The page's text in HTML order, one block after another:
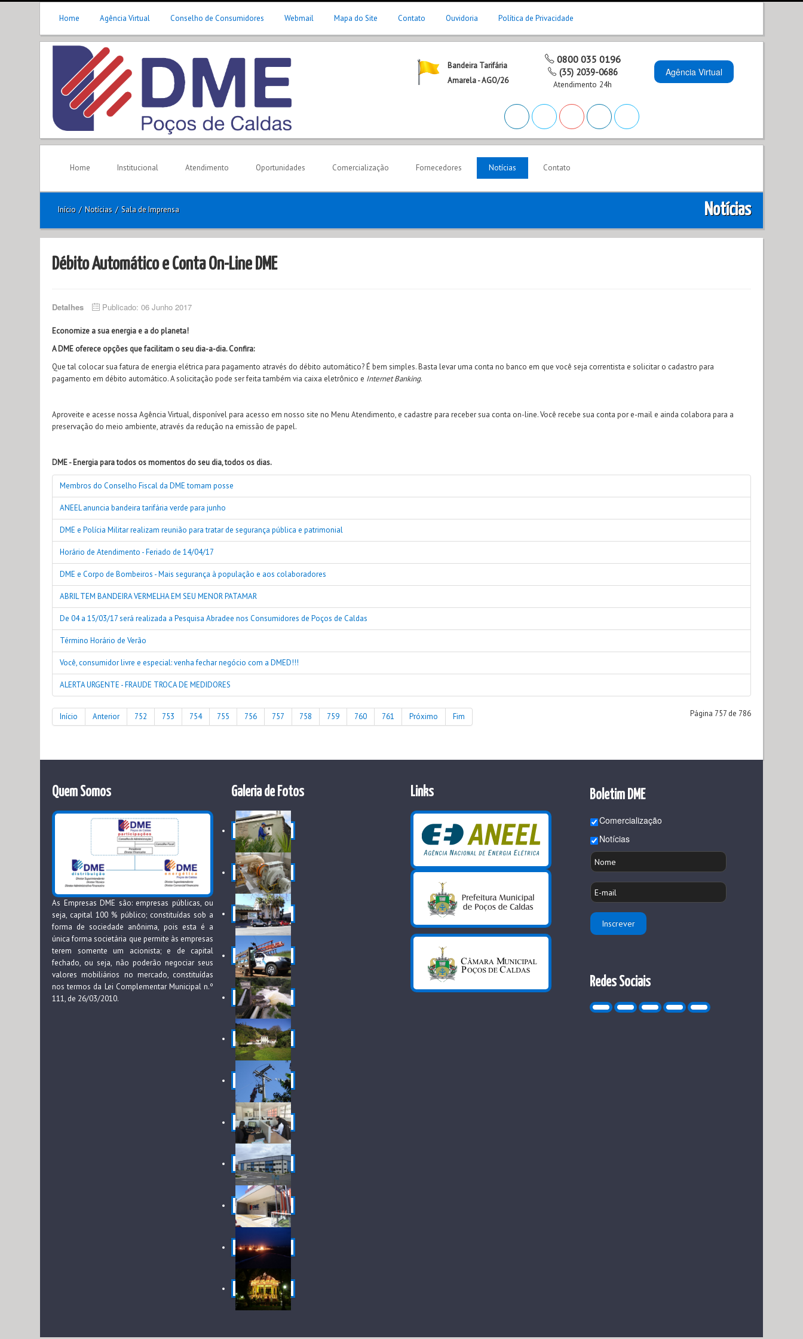
Home Agência Virtual Conselho de Consumidores Webmail Mapa do Site Contato Ouvidoria Política de Privacidade
Bandeira Tarifária
Amarela - AGO/26
0800 035 0196
(35) 2039-0686
Atendimento 24h
Agência Virtual
Home Institucional Atendimento Oportunidades Comercialização Fornecedores Notícias Contato
Início / Notícias / Sala de Imprensa Notícias
Débito Automático e Conta On-Line DME
Detalhes Publicado: 06 Junho 2017
Economize a sua energia e a do planeta!
A DME oferece opções que facilitam o seu dia-a-dia. Confira:
Que tal colocar sua fatura de energia elétrica para pagamento através do débito automático? É bem simples. Basta levar uma conta no banco em que você seja correntista e solicitar o cadastro para
pagamento em débito automático. A solicitação pode ser feita também via caixa eletrônico e Internet Banking.
Aproveite e acesse nossa Agência Virtual, disponível para acesso em nosso site no Menu Atendimento, e cadastre para receber sua conta on-line. Você recebe sua conta por e-mail e ainda colabora para a
preservação do meio ambiente, através da redução na emissão de papel.
DME - Energia para todos os momentos do seu dia, todos os dias.
Membros do Conselho Fiscal da DME tomam posse
ANEEL anuncia bandeira tarifária verde para junho
DME e Polícia Militar realizam reunião para tratar de segurança pública e patrimonial
Horário de Atendimento - Feriado de 14/04/17
DME e Corpo de Bombeiros - Mais segurança à população e aos colaboradores
ABRIL TEM BANDEIRA VERMELHA EM SEU MENOR PATAMAR
De 04 a 15/03/17 será realizada a Pesquisa Abradee nos Consumidores de Poços de Caldas
Término Horário de Verão
Você, consumidor livre e especial: venha fechar negócio com a DMED!!!
ALERTA URGENTE - FRAUDE TROCA DE MEDIDORES
Página 757 de 786
Início Anterior 752 753 754 755 756 757 758 759 760 761 Próximo Fim
Quem Somos
As Empresas DME são: empresas públicas, ou
seja, capital 100 % público; constituídas sob a
forma de sociedade anônima, pois esta é a
única forma societária que permite às empresas
terem somente um acionista; e de capital
fechado, ou seja, não poderão negociar seus
valores mobiliários no mercado, constituídas
nos termos da Lei Complementar Municipal n.º
111, de 26/03/2010.
Galeria de Fotos Links Boletim DME
Comercialização
Notícias
Redes Sociais